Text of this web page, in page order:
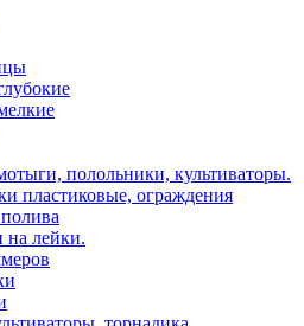
полольники, культиваторы.
пластиковые, ограждения
на лейки.